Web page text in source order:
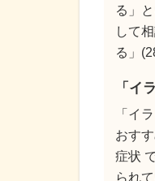
る」
して
る」
「イ
「イ
おす
症状
られ